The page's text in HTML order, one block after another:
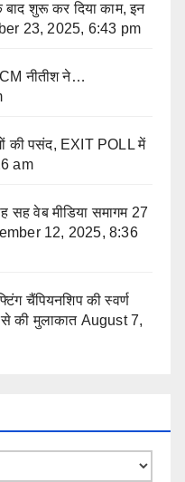
शुरू कर दिया काम, इन
23, 2025, 6:43 pm
नीतीश ने…
की पसंद, EXIT POLL में
am
सह वेब मीडिया समागम 27
12, 2025, 8:36
चैंपियनशिप की स्वर्ण
से की मुलाकात August 7,